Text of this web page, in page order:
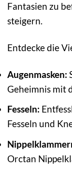
Fantasien zu
steigern.
Entdecke die
Augenmasken:
Geheimnis mit
Fesseln:
Fesseln und
Orctan